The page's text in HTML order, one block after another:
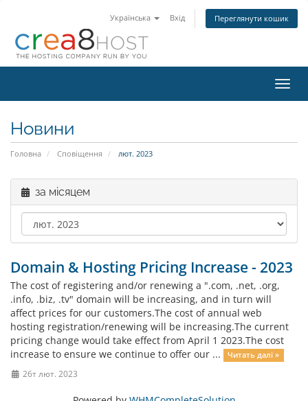
Українська Вхід Переглянути кошик
Новини
Головна Сповіщення лют. 2023
за місяцем
Domain & Hosting Pricing Increase - 2023
The cost of registering and/or renewing a ".com, .net, .org,
.info, .biz, .tv" domain will be increasing, and in turn will
affect prices for our customers.The cost of annual web
hosting registration/renewing will be increasing.The current
pricing change would take effect from April 1 2023.The cost
increase to ensure we continue to offer our ...
Читать далі »
26т лют. 2023